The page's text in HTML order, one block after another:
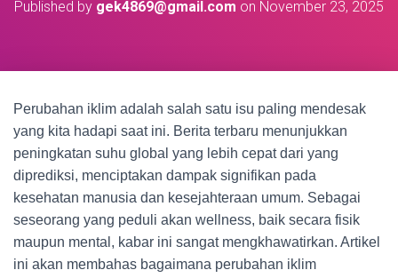
Published by gek4869@gmail.com on November 23, 2025
Perubahan iklim adalah salah satu isu paling mendesak
yang kita hadapi saat ini. Berita terbaru menunjukkan
peningkatan suhu global yang lebih cepat dari yang
diprediksi, menciptakan dampak signifikan pada
kesehatan manusia dan kesejahteraan umum. Sebagai
seseorang yang peduli akan wellness, baik secara fisik
maupun mental, kabar ini sangat mengkhawatirkan. Artikel
ini akan membahas bagaimana perubahan iklim